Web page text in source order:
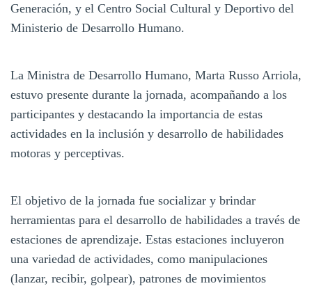
Generación, y el Centro Social Cultural y Deportivo del
Ministerio de Desarrollo Humano.
La Ministra de Desarrollo Humano, Marta Russo Arriola,
estuvo presente durante la jornada, acompañando a los
participantes y destacando la importancia de estas
actividades en la inclusión y desarrollo de habilidades
motoras y perceptivas.
El objetivo de la jornada fue socializar y brindar
herramientas para el desarrollo de habilidades a través de
estaciones de aprendizaje. Estas estaciones incluyeron
una variedad de actividades, como manipulaciones
(lanzar, recibir, golpear), patrones de movimientos